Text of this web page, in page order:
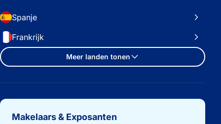
Spanje
Frankrijk
Meer landen tonen
Belangrijke links
Makelaars & Exposanten